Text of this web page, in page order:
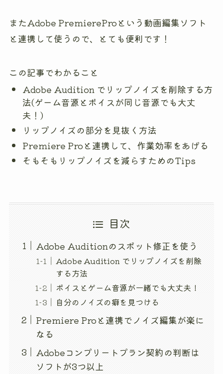
またAdobe PremiereProという動画編集ソフト
と連携して使うので、とても便利です！
この記事でわかること
Adobe Audition でリップノイズを削除する方
法(ゲーム音源とボイスが同じ音源でも大丈
夫！)
リップノイズの部分を見抜く方法
Premiere Proと連携して、作業効率をあげる
そもそもリップノイズを減らすためのTips
目次
Adobe Auditionのスポット修正を使う
Adobe Audition でリップノイズを削除
する方法
ボイスとゲーム音源が一緒でも大丈夫！
自分のノイズの癖を見つける
Premiere Proと連携でノイズ編集が楽に
なる
Adobeコンプリートプラン契約の判断は
ソフトが3つ以上